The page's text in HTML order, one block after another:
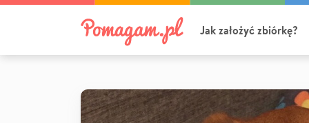
Jak założyć zbiórkę?